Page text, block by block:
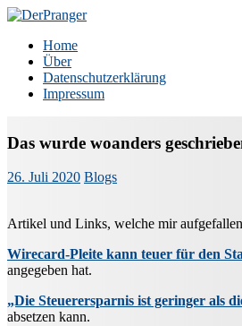
Zum
springen
DerPranger
Finanzen, Freiheit, Prangerei
Home
Über
Datenschutzerklärung
Impressum
Das wurde woanders
26. Juli 2020 Blogs
Artikel und Links, welche mir
Wirecard-Pleite kann teuer für den
angegeben hat.
„Die Steuerersparnis ist geringer als
absetzen kann.